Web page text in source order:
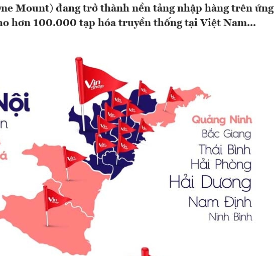
Mount) đang trở thành nền tảng nhập hàng trên ứng
hơn 100.000 tạp hóa truyền thống tại Việt Nam...